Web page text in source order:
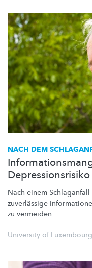
NACH DEM
Depressionsrisiko
Nach einem
zuverlässige
zu vermeiden.
University of Luxembourg